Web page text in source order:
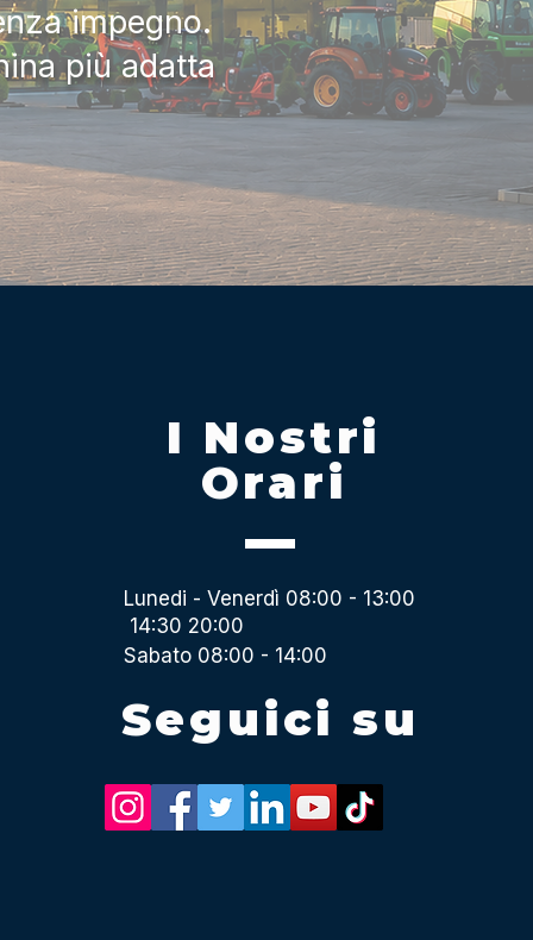
impegno.
più adatta
I Nostri
Orari
Lunedi - Venerdì 08:00 - 13:00
14:30 20:00
Sabato 08:00 - 14:00
Seguici su